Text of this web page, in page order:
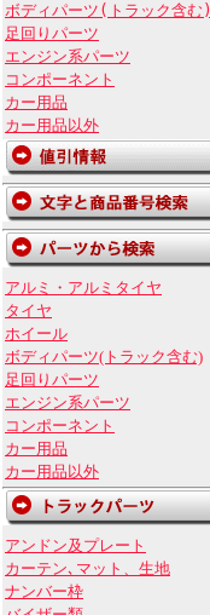
ボディパーツ(トラック含む)
足回りパーツ
エンジン系パーツ
コンポーネント
カー用品
カー用品以外
アルミ・アルミタイヤ
タイヤ
ホイール
ボディパーツ(トラック含む)
足回りパーツ
エンジン系パーツ
コンポーネント
カー用品
カー用品以外
アンドン及プレート
カーテン､マット、生地
ナンバー枠